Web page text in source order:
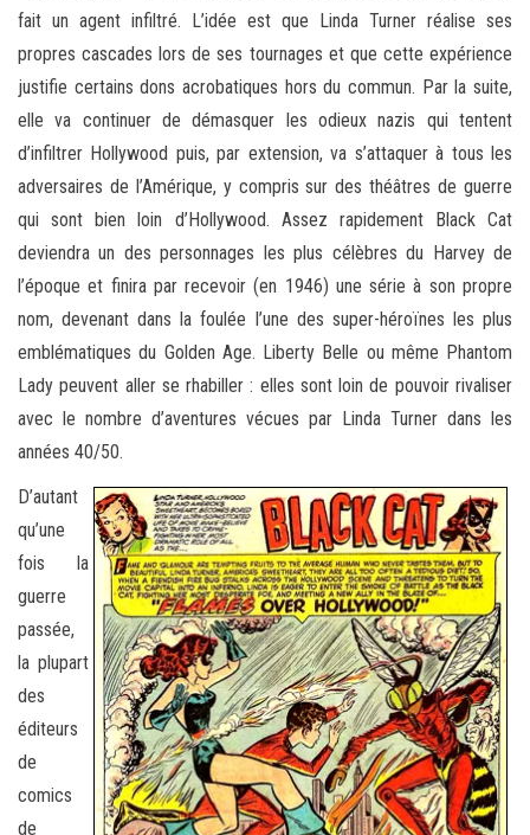
fait un agent infiltré. L’idée est que Linda Turner réalise ses
propres cascades lors de ses tournages et que cette expérience
justifie certains dons acrobatiques hors du commun. Par la suite,
elle va continuer de démasquer les odieux nazis qui tentent
d’infiltrer Hollywood puis, par extension, va s’attaquer à tous les
adversaires de l’Amérique, y compris sur des théâtres de guerre
qui sont bien loin d’Hollywood. Assez rapidement Black Cat
deviendra un des personnages les plus célèbres du Harvey de
l’époque et finira par recevoir (en 1946) une série à son propre
nom, devenant dans la foulée l’une des super-héroïnes les plus
emblématiques du Golden Age. Liberty Belle ou même Phantom
Lady peuvent aller se rhabiller : elles sont loin de pouvoir rivaliser
avec le nombre d’aventures vécues par Linda Turner dans les
années 40/50.
D’autant
qu’une
fois la
guerre
passée,
la plupart
des
éditeurs
de
comics
de